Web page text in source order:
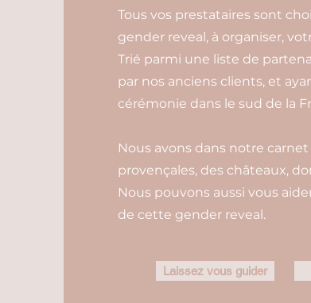
Tous vos prestataires sont
gender reveal, à organiser,
Trié parmi une liste de
par nos anciens clients, et
cérémonie dans le sud de la
Nous avons dans notre
provençales, des châteaux,
Nous pouvons aussi vous
de cette gender reveal.
Laissez vous guider